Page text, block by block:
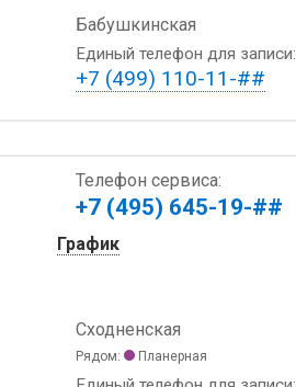
Бабушкинская
Единый телефон для записи:
+7 (499) 110-11-##
Телефон сервиса:
+7 (495) 645-19-##
График
Сходненская
Рядом: Планерная